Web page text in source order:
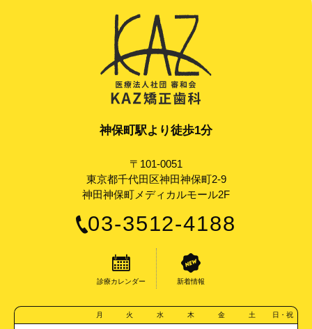
神保町駅より徒歩1分
〒101-0051
東京都千代田区神田神保町2-9
神田神保町メディカルモール2F
03-3512-4188
診療カレンダー 新着情報
月 火 水 木 金 土 日・祝